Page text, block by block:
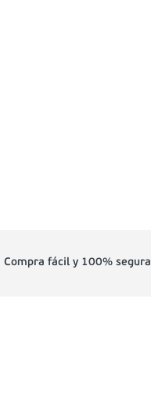
Compra fácil y 100% segura